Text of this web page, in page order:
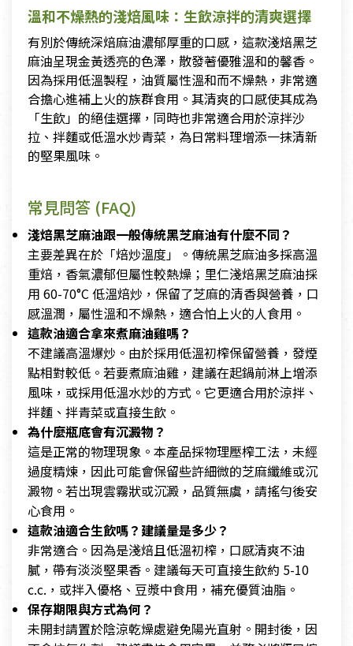
溫和不燥熱的淺焙風味：生飲涼拌的清爽選擇
有別於傳統深焙麻油濃郁厚重的口感，這款淺焙黑芝
麻油呈現金黃透亮的色澤，散發著優雅溫和的馨香。
因為採用低溫製程，油質屬性溫和而不燥熱，非常適
合擔心進補上火的族群食用。其清爽的口感使其成為
「生飲」的絕佳選擇，同時也非常適合用於涼拌沙
拉、拌麵或低溫水炒青菜，為日常料理增添一抹清新
的堅果風味。
常見問答 (FAQ)
淺焙黑芝麻油跟一般傳統黑芝麻油有什麼不同？
主要差異在於「焙炒溫度」。傳統黑芝麻油多採高溫
重焙，香氣濃郁但屬性較熱燥；里仁淺焙黑芝麻油採
用 60-70°C 低溫焙炒，保留了芝麻的清香與營養，口
感溫潤，屬性溫和不燥熱，適合怕上火的人食用。
這款油適合拿來煮麻油雞嗎？
不建議高溫爆炒。由於採用低溫初榨保留營養，發煙
點相對較低。若要煮麻油雞，建議在起鍋前淋上增添
風味，或採用低溫水炒的方式。它更適合用於涼拌、
拌麵、拌青菜或直接生飲。
為什麼瓶底會有沉澱物？
這是正常的物理現象。本產品採物理壓榨工法，未經
過度精煉，因此可能會保留些許細微的芝麻纖維或沉
澱物。若出現雲霧狀或沉澱，品質無虞，請搖勻後安
心食用。
這款油適合生飲嗎？建議量是多少？
非常適合。因為是淺焙且低溫初榨，口感清爽不油
膩，帶有淡淡堅果香。建議每天可直接生飲約 5-10
c.c.，或拌入優格、豆漿中食用，補充優質油脂。
保存期限與方式為何？
未開封請置於陰涼乾燥處避免陽光直射。開封後，因